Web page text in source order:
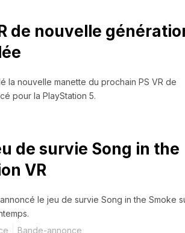
de nouvelle
la nouvelle manette du prochain PS VR de
pour la PlayStation 5.
de survie Song in the
VR
le jeu de survie Song in the Smoke
Bande-annonce